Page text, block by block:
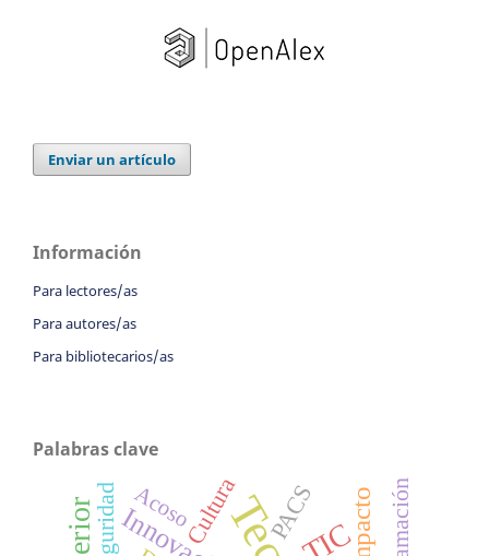
Enviar un artículo
Información
Para lectores/as
Para autores/as
Para bibliotecarios/as
Palabras clave
TICimpacto
Cultura PACS
seguridad Acoso